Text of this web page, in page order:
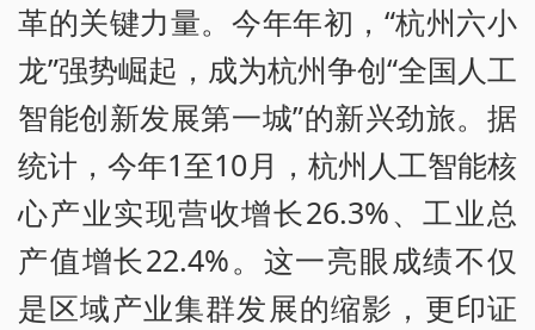
革的关键力量。今年年初，“杭州六小
龙”强势崛起，成为杭州争创“全国人工
智能创新发展第一城”的新兴劲旅。据
统计，今年1至10月，杭州人工智能核
心产业实现营收增长26.3%、工业总
产值增长22.4%。这一亮眼成绩不仅
是区域产业集群发展的缩影，更印证